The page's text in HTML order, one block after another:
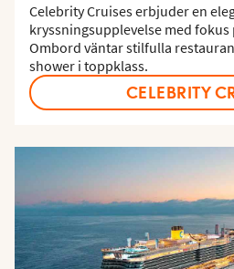
Celebrity Cruises erbjuder en
kryssningsupplevelse med fokus
Ombord väntar stilfulla
shower i toppklass.
CELEBRITY